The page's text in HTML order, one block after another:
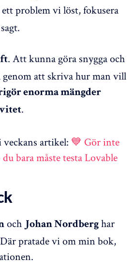
problem vi löst, fokusera
. Att kunna göra snygga och
genom att skriva hur man vill
enorma mängder
.
artikel: 💙 Gör inte
bara måste testa Lovable
och Johan Nordberg har
pratade vi om min bok,